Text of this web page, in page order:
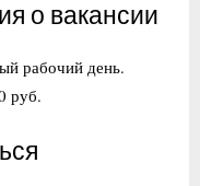
о вакансии
рабочий день.
руб.